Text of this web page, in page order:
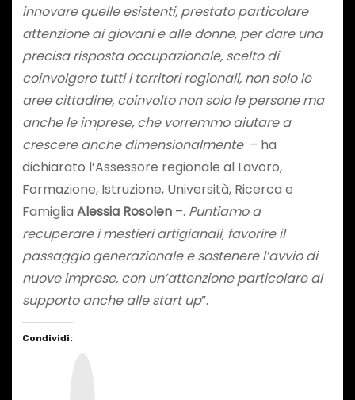
innovare quelle esistenti, prestato particolare
attenzione ai giovani e alle donne, per dare una
precisa risposta occupazionale, scelto di
coinvolgere tutti i territori regionali, non solo le
aree cittadine, coinvolto non solo le persone ma
anche le imprese, che vorremmo aiutare a
crescere anche dimensionalmente – ha
dichiarato l’Assessore regionale al Lavoro,
Formazione, Istruzione, Università, Ricerca e
Famiglia Alessia Rosolen–. Puntiamo a
recuperare i mestieri artigianali, favorire il
passaggio generazionale e sostenere l’avvio di
nuove imprese, con un’attenzione particolare al
supporto anche alle start up”.
Condividi: